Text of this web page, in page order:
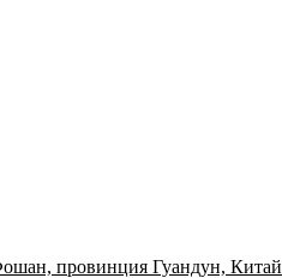
провинция Гуандун, Китай